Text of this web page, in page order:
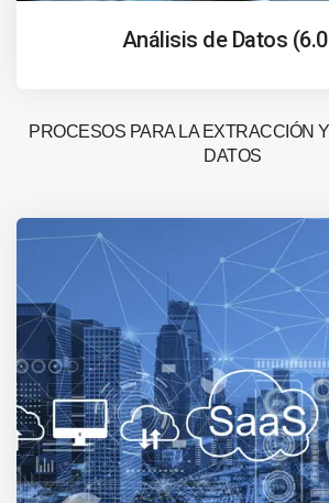
Análisis de Datos
PROCESOS PARA LA EXTRACCIÓN
DATOS